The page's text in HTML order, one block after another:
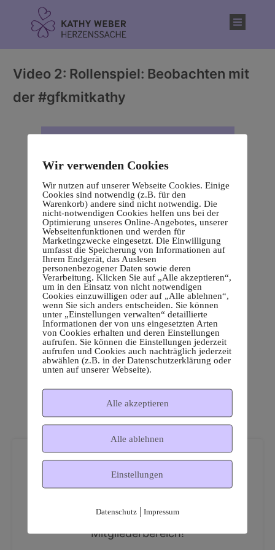
Video 2: Rollenspiel: Beobachten mit
der #gfkmitkathy
Dies ist ein geschützter
Mitgliederbereich!
Wir verwenden Cookies
Wir nutzen auf unserer Webseite Cookies. Einige
Cookies sind notwendig (z.B. für den
Warenkorb) andere sind nicht notwendig. Die
nicht-notwendigen Cookies helfen uns bei der
Optimierung unseres Online-Angebotes, unserer
Webseitenfunktionen und werden für
Marketingzwecke eingesetzt. Die Einwilligung
umfasst die Speicherung von Informationen auf
Ihrem Endgerät, das Auslesen
personenbezogener Daten sowie deren
Verarbeitung. Klicken Sie auf „Alle akzeptieren“,
um in den Einsatz von nicht notwendigen
Cookies einzuwilligen oder auf „Alle ablehnen“,
wenn Sie sich anders entscheiden. Sie können
unter „Einstellungen verwalten“ detaillierte
Informationen der von uns eingesetzten Arten
von Cookies erhalten und deren Einstellungen
aufrufen. Sie können die Einstellungen jederzeit
aufrufen und Cookies auch nachträglich jederzeit
abwählen (z.B. in der Datenschutzerklärung oder
unten auf unserer Webseite).
Alle akzeptieren
Alle ablehnen
Einstellungen
Datenschutz| Impressum